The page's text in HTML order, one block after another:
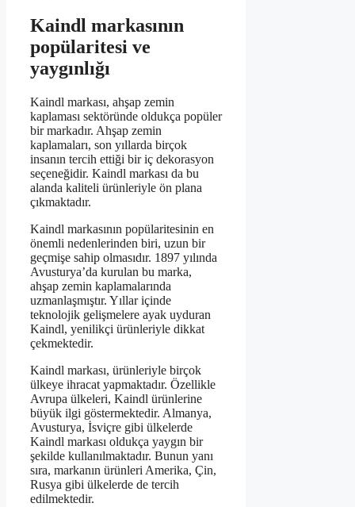
Kaindl markasının
popülaritesi ve
yaygınlığı
Kaindl markası, ahşap zemin
kaplaması sektöründe oldukça popüler
bir markadır. Ahşap zemin
kaplamaları, son yıllarda birçok
insanın tercih ettiği bir iç dekorasyon
seçeneğidir. Kaindl markası da bu
alanda kaliteli ürünleriyle ön plana
çıkmaktadır.
Kaindl markasının popülaritesinin en
önemli nedenlerinden biri, uzun bir
geçmişe sahip olmasıdır. 1897 yılında
Avusturya’da kurulan bu marka,
ahşap zemin kaplamalarında
uzmanlaşmıştır. Yıllar içinde
teknolojik gelişmelere ayak uyduran
Kaindl, yenilikçi ürünleriyle dikkat
çekmektedir.
Kaindl markası, ürünleriyle birçok
ülkeye ihracat yapmaktadır. Özellikle
Avrupa ülkeleri, Kaindl ürünlerine
büyük ilgi göstermektedir. Almanya,
Avusturya, İsviçre gibi ülkelerde
Kaindl markası oldukça yaygın bir
şekilde kullanılmaktadır. Bunun yanı
sıra, markanın ürünleri Amerika, Çin,
Rusya gibi ülkelerde de tercih
edilmektedir.